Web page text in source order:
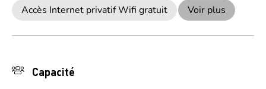
Accès Internet privatif Wifi gratuit
Voir plus
Capacité